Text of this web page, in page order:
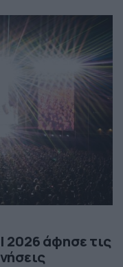
2026 άφησε τις